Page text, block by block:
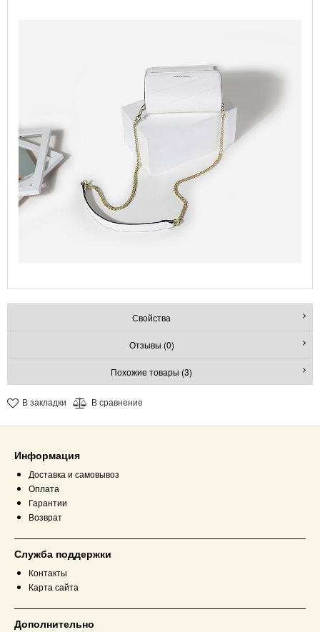
Свойства
Отзывы (0)
Похожие товары (3)
В закладки В сравнение
Информация
Доставка и самовывоз
Оплата
Гарантии
Возврат
Служба поддержки
Контакты
Карта сайта
Дополнительно